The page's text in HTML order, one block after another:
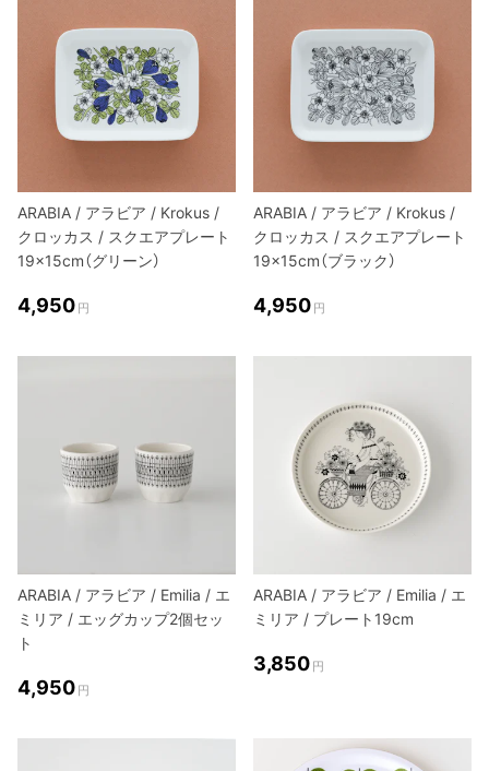
ARABIA / アラビア / Krokus /
クロッカス / スクエアプレート
19×15cm（グリーン）
4,950 円
ARABIA / アラビア / Krokus /
クロッカス / スクエアプレート
19×15cm（ブラック）
4,950 円
ARABIA / アラビア / Emilia / エ
ミリア / エッグカップ2個セッ
ト
4,950 円
ARABIA / アラビア / Emilia / エ
ミリア / プレート19cm
3,850 円